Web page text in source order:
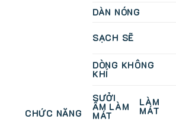
CHỨC NĂNG
DÀN NÓNG
SẠCH SẼ
DÒNG KHÔNG
KHÍ
SƯỞI
ẤM LÀM
MÁT
LÀM
MÁT